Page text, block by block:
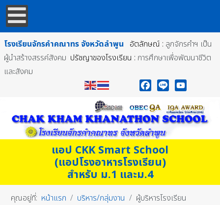
โรงเรียนจักรคำคณาทร จังหวัดลำพูน อัตลักษณ์ : ลูกจักรคำฯ เป็น
ผู้นำสร้างสรรค์สังคม ปรัชญาของโรงเรียน : การศึกษาเพื่อพัฒนาชีวิต
และสังคม
แอป CKK Smart School
(แอปโรงอาหารโรงเรียน)
สำหรับ ม.1 และม.4
คุณอยู่ที่: หน้าแรก บริหาร/กลุ่มงาน ผู้บริหารโรงเรียน